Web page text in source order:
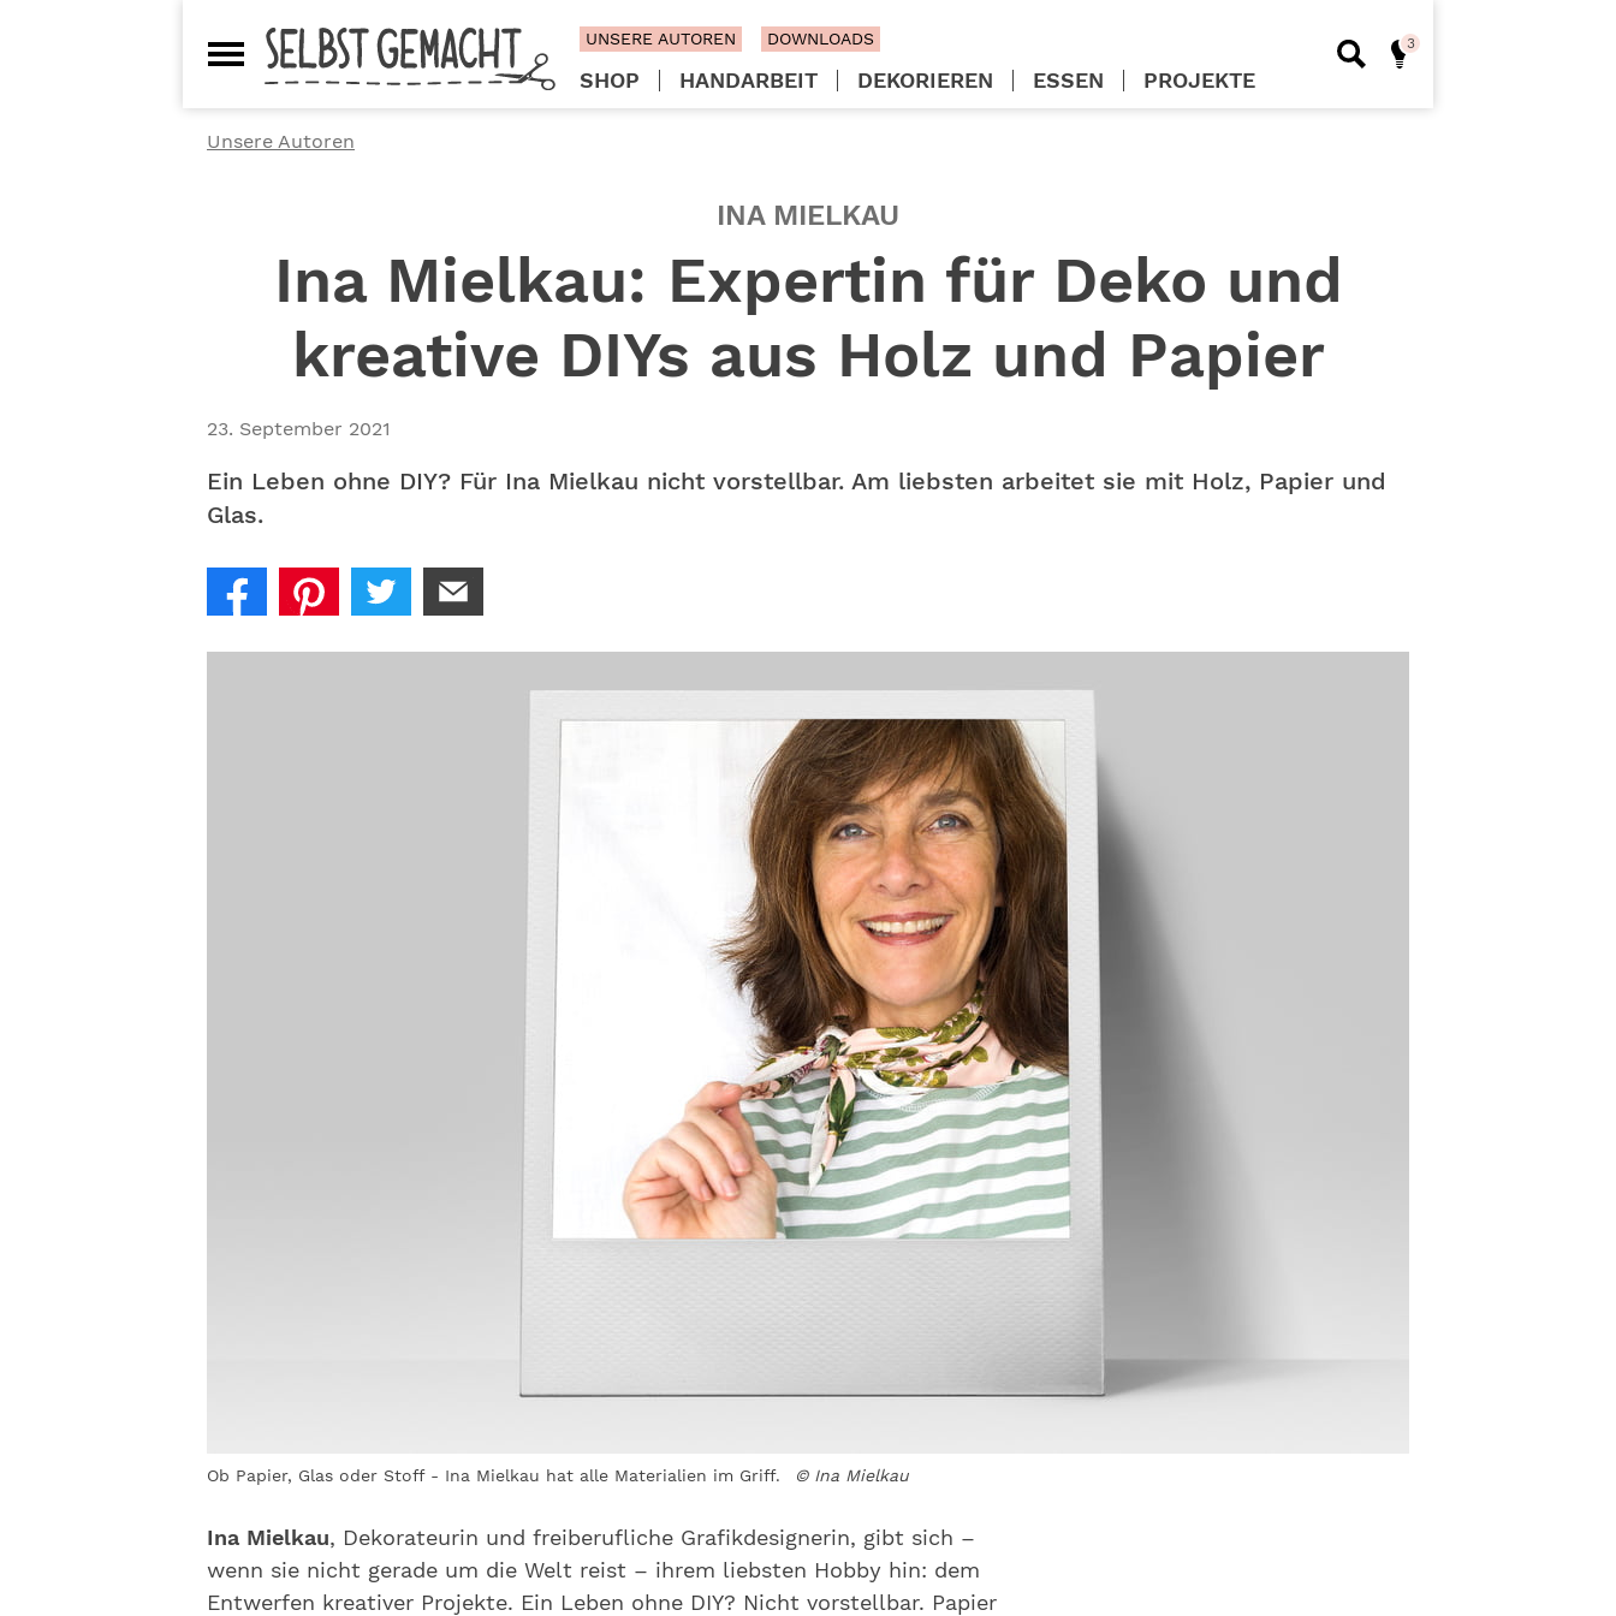
Unsere Autoren
INA MIELKAU
Ina Mielkau: Expertin für Deko und
kreative DIYs aus Holz und Papier
23. September 2021
Ein Leben ohne DIY? Für Ina Mielkau nicht vorstellbar. Am liebsten arbeitet sie mit Holz, Papier und
Glas.
Ob Papier, Glas oder Stoff - Ina Mielkau hat alle Materialien im Griff. © Ina Mielkau
Ina Mielkau, Dekorateurin und freiberufliche Grafikdesignerin, gibt sich –
wenn sie nicht gerade um die Welt reist – ihrem liebsten Hobby hin: dem
Entwerfen kreativer Projekte. Ein Leben ohne DIY? Nicht vorstellbar. Papier
UNSERE AUTOREN DOWNLOADS
SHOP HANDARBEIT DEKORIEREN ESSEN PROJEKTE